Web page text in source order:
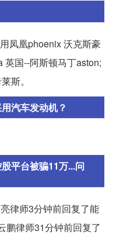
凤凰phoenix 沃克斯豪
国--阿斯顿马丁aston;
斯。
汽车发动机？
平台被骗11万...问
律师3分钟前回复了能
鹏律师31分钟前回复了